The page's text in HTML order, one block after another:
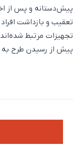
پیش‌دستانه و پس از
تعقیب و بازداشت
تجهیزات مرتبط
پیش از رسیدن طرح به